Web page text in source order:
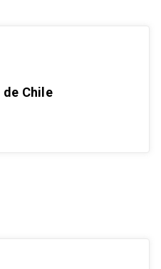
de Chile